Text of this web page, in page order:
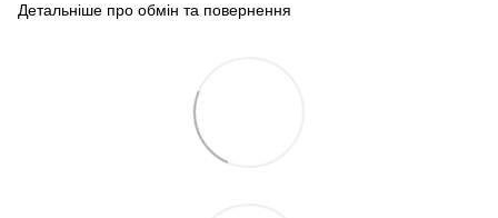
Детальніше про обмін та повернення